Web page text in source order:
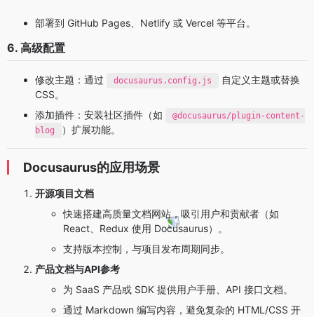
部署到 GitHub Pages、Netlify 或 Vercel 等平台。
6. 高级配置
修改主题：通过 docusaurus.config.js
自定义主题或替换
CSS。
添加插件：安装社区插件（如
@docusaurus/plugin-content-
blog
）扩展功能。
Docusaurus的应用场景
开源项目文档
快速搭建高质量文档网站，吸引用户和贡献者（如
React、Redux 使用 Docusaurus）。
支持版本控制，与项目发布周期同步。
产品文档与API参考
为 SaaS 产品或 SDK 提供用户手册、API 接口文档。
通过 Markdown 编写内容，避免复杂的 HTML/CSS 开